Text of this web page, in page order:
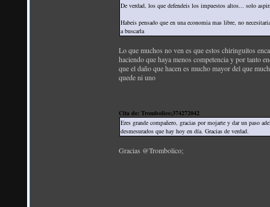
De verdad, los que defendeis los impuestos altos... solo
Habeis pensado que en una economia mas libre, no
a buscarla
Lo que muchos no ven es que estos chiringuitos
haciendo que haya menos competencia y por tanto
que el daño que hacen es mucho mayor del que
quede ni uno
Cita de: Trombolico;374272042
Eres grande compañero, gracias por mojarte y dar un paso
desmesurados que hay hoy en día. Gracias de verdad.
Gracias @Trombolico;